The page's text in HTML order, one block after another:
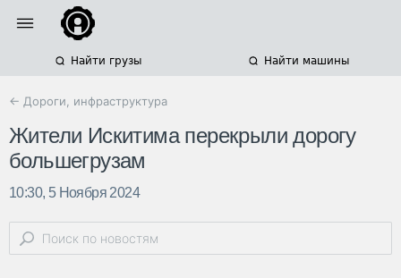
Найти грузы Найти машины
← Дороги, инфраструктура
Жители Искитима перекрыли дорогу
большегрузам
10:30, 5 Ноября 2024